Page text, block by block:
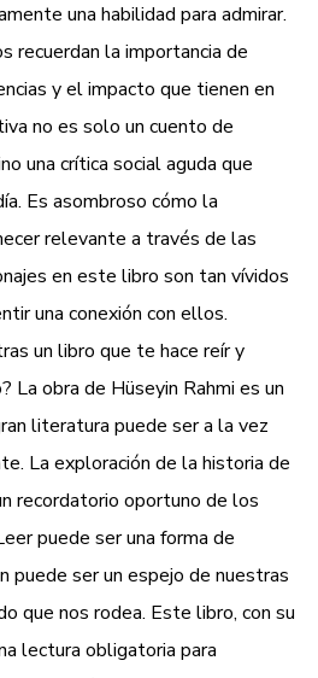
una habilidad para admirar.
recuerdan la importancia de
y el impacto que tienen en
no es solo un cuento de
una crítica social aguda que
Es asombroso cómo la
relevante a través de las
en este libro son tan vívidos
una conexión con ellos.
un libro que te hace reír y
La obra de Hüseyin Rahmi es un
literatura puede ser a la vez
La exploración de la historia de
recordatorio oportuno de los
puede ser una forma de
puede ser un espejo de nuestras
que nos rodea. Este libro, con su
lectura obligatoria para